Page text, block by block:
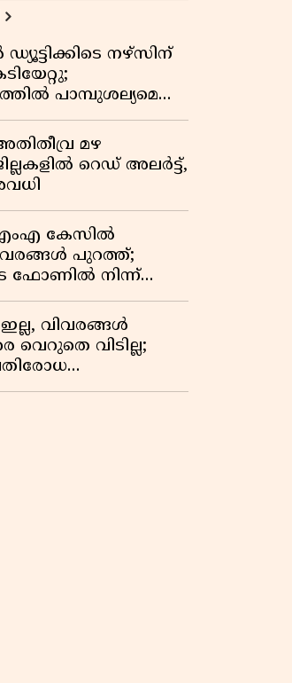
നഴ്സിന്
പാമ്പുശല്യമെന്ന്
മഴ
റെഡ് അലർട്ട്,
കേസിൽ
പുറത്ത്;
ഫോണിൽ നിന്ന്
കണ്ടെത്തി
വിവരങ്ങൾ
വിടില്ല;
കൊമ്പുകോർത്ത്